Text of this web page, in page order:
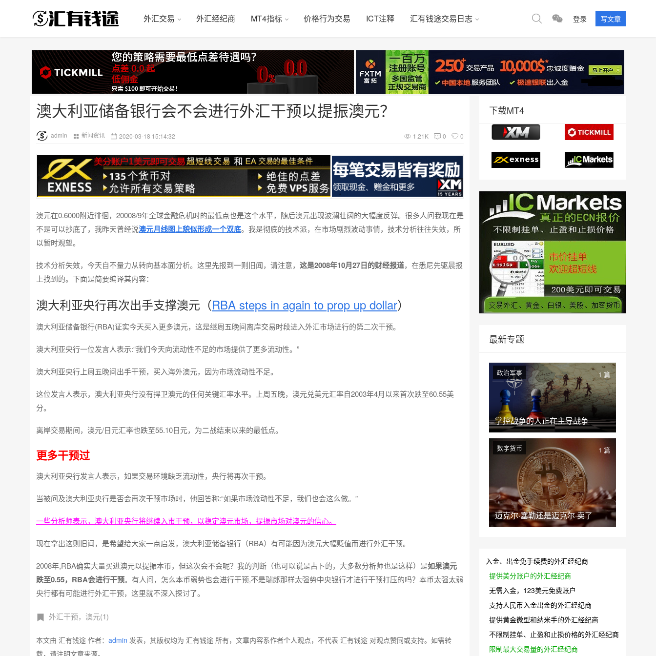
外汇交易 外汇经纪商 MT4指标 价格行为交易 ICT注释 汇有钱途交易日志 登录 写文章
澳大利亚储备银行会不会进行外汇干预以提振澳元？
admin 新闻资讯 2020-03-18 15:14:32 1.21K 0 0
澳元在0.6000附近徘徊，20008/9年全球金融危机时的最低点也是这个水平，随后澳元出现波澜壮阔的大幅度反弹。很多人问我现在是
不是可以抄底了，我昨天曾经说澳元月线图上貌似形成一个双底。我是彻底的技术派，在市场剧烈波动事情，技术分析往往失效，所
以暂时观望。
技术分析失效，今天自不量力从转向基本面分析。这里先报到一则旧闻，请注意， 这是2008年10月27日的财经报道，在悉尼先驱晨报
上找到的。下面是简要编译其内容：
澳大利亚央行再次出手支撑澳元（RBA steps in again to prop up dollar）
澳大利亚储备银行(RBA)证实今天买入更多澳元，这是继周五晚间离岸交易时段进入外汇市场进行的第二次干预。
澳大利亚央行一位发言人表示:“我们今天向流动性不足的市场提供了更多流动性。”
澳大利亚央行上周五晚间出手干预，买入海外澳元，因为市场流动性不足。
这位发言人表示，澳大利亚央行没有捍卫澳元的任何关键汇率水平。上周五晚，澳元兑美元汇率自2003年4月以来首次跌至60.55美
分。
离岸交易期间，澳元/日元汇率也跌至55.10日元，为二战结束以来的最低点。
更多干预过
澳大利亚央行发言人表示，如果交易环境缺乏流动性，央行将再次干预。
当被问及澳大利亚央行是否会再次干预市场时，他回答称:“如果市场流动性不足，我们也会这么做。”
一些分析师表示，澳大利亚央行将继续入市干预，以稳定澳元市场，提振市场对澳元的信心。
现在拿出这则旧闻，是希望给大家一点启发，澳大利亚储备银行（RBA）有可能因为澳元大幅贬值而进行外汇干预。
2008年,RBA确实大量买进澳元以提振本币，但这次会不会呢？我的判断（也可以说是占卜的，大多数分析师也是这样）是如果澳元
跌至0.55，RBA会进行干预。有人问，怎么本币弱势也会进行干预,不是瑞郎那样太强势中央银行才进行干预打压的吗？本币太强太弱
央行都有可能进行外汇干预，这里就不深入探讨了。
外汇干预，澳元(1)
本文由 汇有钱途 作者： admin 发表，其版权均为 汇有钱途 所有，文章内容系作者个人观点，不代表 汇有钱途 对观点赞同或支持。如需转
载，请注明文章来源。
下载MT4
最新专题
掌控战争的人正在主导战争
政治军事 1 篇
迈克尔·塞勒还是迈克尔·卖了
数字货币 1 篇
入金、出金免手续费的外汇经纪商
提供美分账户的外汇经纪商
无需入金，123美元免费账户
支持人民币入金出金的外汇经纪商
提供黄金微型和纳米手的外汇经纪商
不限制挂单、止盈和止损价格的外汇经纪商
限制最大交易量的外汇经纪商